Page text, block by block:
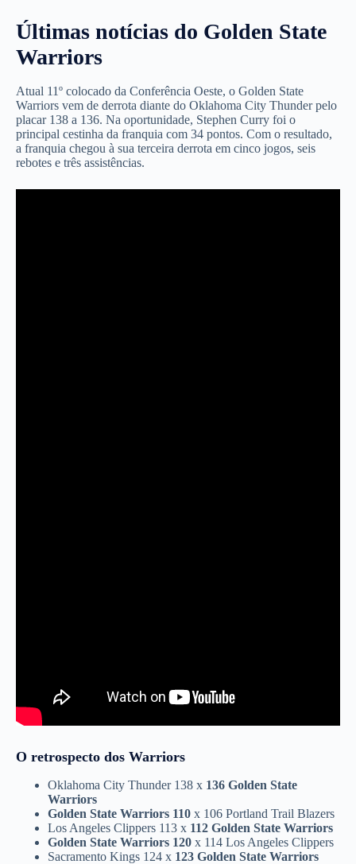
Últimas notícias do Golden State
Warriors
Atual 11º colocado da Conferência Oeste, o Golden State
Warriors vem de derrota diante do Oklahoma City Thunder pelo
placar 138 a 136. Na oportunidade, Stephen Curry foi o
principal cestinha da franquia com 34 pontos. Com o resultado,
a franquia chegou à sua terceira derrota em cinco jogos, seis
rebotes e três assistências.
O retrospecto dos Warriors
Oklahoma City Thunder 138 x 136 Golden State
Warriors
Golden State Warriors 110 x 106 Portland Trail Blazers
Los Angeles Clippers 113 x 112 Golden State Warriors
Golden State Warriors 120 x 114 Los Angeles Clippers
Sacramento Kings 124 x 123 Golden State Warriors